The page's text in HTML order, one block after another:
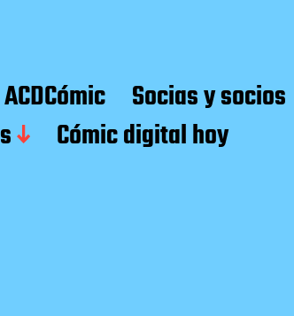
ACDCómic Socias y socios
Cómic digital hoy